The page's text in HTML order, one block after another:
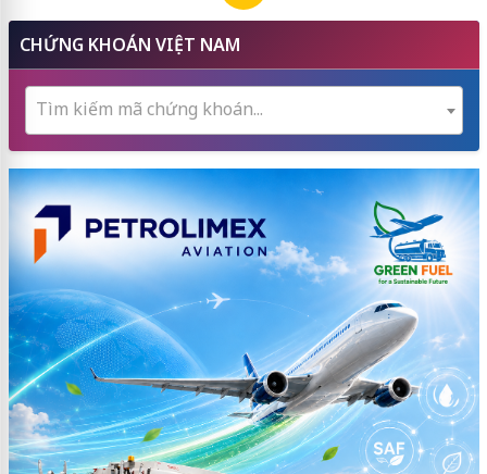
CHỨNG KHOÁN VIỆT NAM
Tìm kiếm mã chứng khoán...